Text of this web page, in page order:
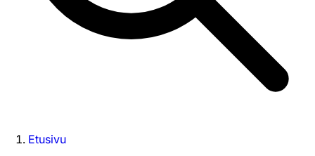
Etusivu